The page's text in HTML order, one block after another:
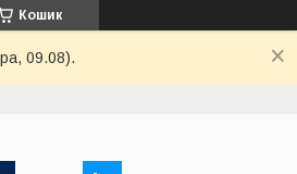
Кошик
09.08).